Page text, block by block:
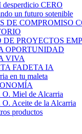
CERO
un futuro sotenible
DE COMPROMISO
DE PROYECTOS
OPORTUNIDAD
VIVA
FADETA IA
en tu maleta
O. Miel de Alcarria
O. Aceite de la Alcarria
productos